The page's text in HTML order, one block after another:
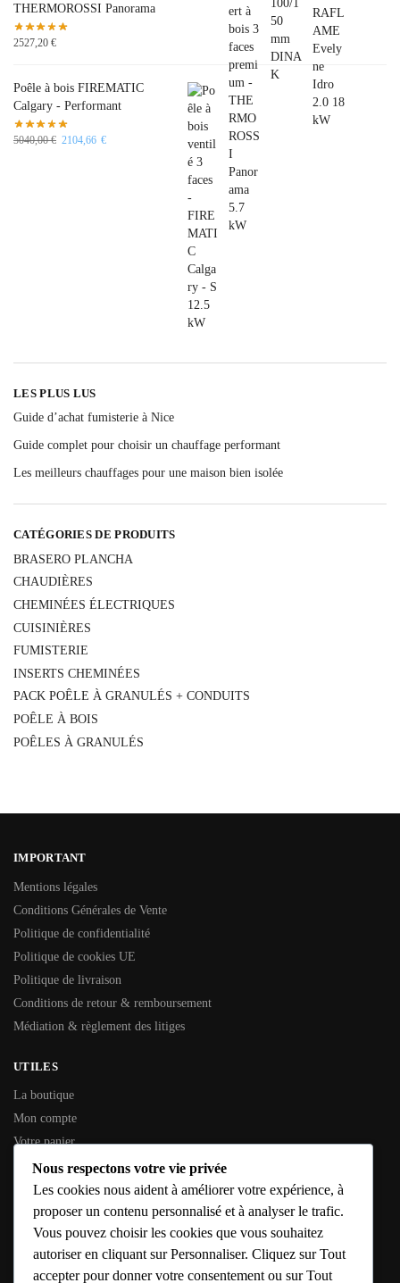
THERMOROSSI Panorama
2527,20 €
Poêle à bois FIREMATIC
Calgary - Performant
5040,00€ 2104,66 €
LES PLUS LUS
Guide d’achat fumisterie à Nice
Guide complet pour choisir un chauffage performant
Les meilleurs chauffages pour une maison bien isolée
CATÉGORIES DE PRODUITS
BRASERO PLANCHA
CHAUDIÈRES
CHEMINÉES ÉLECTRIQUES
CUISINIÈRES
FUMISTERIE
INSERTS CHEMINÉES
PACK POÊLE À GRANULÉS + CONDUITS
POÊLE À BOIS
POÊLES À GRANULÉS
IMPORTANT
Mentions légales
Conditions Générales de Vente
Politique de confidentialité
Politique de cookies UE
Politique de livraison
Conditions de retour & remboursement
Médiation & règlement des litiges
UTILES
La boutique
Mon compte
Votre panier
Contactez-nous
INFORMATIONS GÉNÉRALES
SIREN :353 794 936
SIRET :353 794 936 00016
Nous respectons votre vie privée
Les cookies nous aident à améliorer votre expérience, à
proposer un contenu personnalisé et à analyser le trafic.
Vous pouvez choisir les cookies que vous souhaitez
autoriser en cliquant sur Personnaliser. Cliquez sur Tout
accepter pour donner votre consentement ou sur Tout